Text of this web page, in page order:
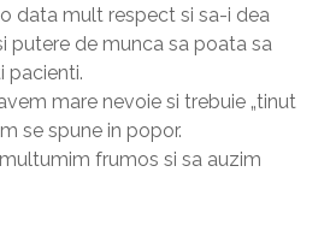
data mult respect si sa-i dea
putere de munca sa poata sa
pacienti.
mare nevoie si trebuie „tinut
se spune in popor.
frumos si sa auzim